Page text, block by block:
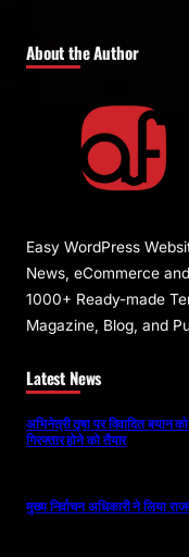
About the Author
Easy WordPress
News, eCommerce
1000+ Ready-made
Magazine, Blog, and
Latest News
अभिनेत्री तृषा पर विवादित बयान
गिरफ्तार होने को तैयार
मुख्य निर्वाचन अधिकारी ने लिया